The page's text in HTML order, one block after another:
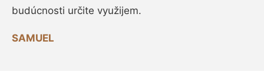
budúcnosti určite využijem.
SAMUEL